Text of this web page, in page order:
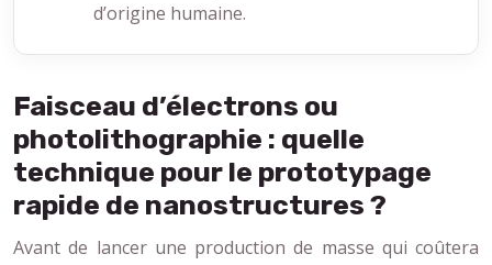
d’origine humaine.
Faisceau d’électrons ou
photolithographie : quelle
technique pour le prototypage
rapide de nanostructures ?
Avant de lancer une production de masse qui coûtera